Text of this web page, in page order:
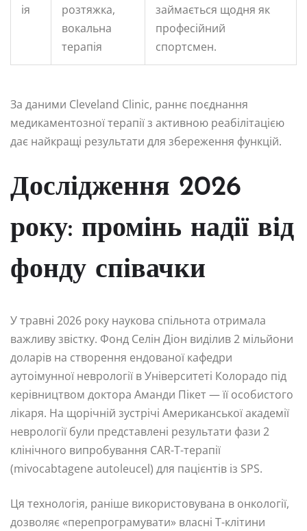
ія
розтяжка,
вокальна
терапія
займається щодня як
професійний
спортсмен.
За даними Cleveland Clinic, раннє поєднання
медикаментозної терапії з активною реабілітацією
дає найкращі результати для збереження функцій.
Дослідження 2026
року: промінь надії від
фонду співачки
У травні 2026 року наукова спільнота отримала
важливу звістку. Фонд Селін Діон виділив 2 мільйони
доларів на створення ендованої кафедри
аутоімунної неврології в Університеті Колорадо під
керівництвом доктора Аманди Пікет — її особистого
лікаря. На щорічній зустрічі Американської академії
неврології були представлені результати фази 2
клінічного випробування CAR-T-терапії
(mivocabtagene autoleucel) для пацієнтів із SPS.
Ця технологія, раніше використовувана в онкології,
дозволяє «перепрограмувати» власні Т-клітини